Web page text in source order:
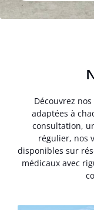
Découvrez
adaptées à
consultation,
régulier, nos
disponibles sur
médicaux avec